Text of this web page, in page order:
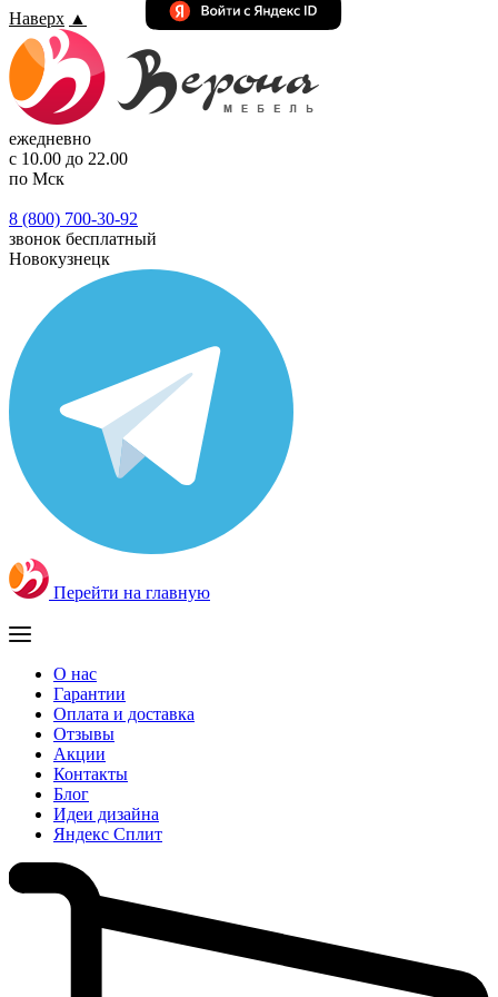
Наверх ▲
ежедневно
с 10.00 до 22.00
по Мск
8 (800) 700-30-92
звонок бесплатный
Новокузнецк
Перейти на главную
О нас
Гарантии
Оплата и доставка
Отзывы
Акции
Контакты
Блог
Идеи дизайна
Яндекс Сплит